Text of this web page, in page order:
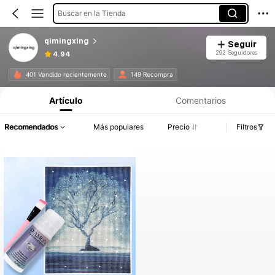
Buscar en la Tienda
qimingxing
4.94
Seguir
292 Seguidores
401 Vendido recientemente 149 Recompra
Artículo Comentarios
Recomendados Más populares Precio Filtros